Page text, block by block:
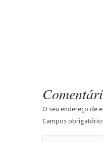
O seu endereço de
Campos